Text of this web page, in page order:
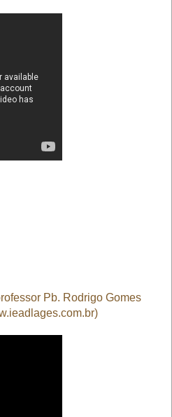
Pb. Rodrigo Gomes